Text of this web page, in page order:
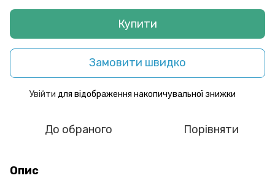
Купити
Замовити швидко
Увійти для відображення накопичувальної знижки
До обраного Порівняти
Опис